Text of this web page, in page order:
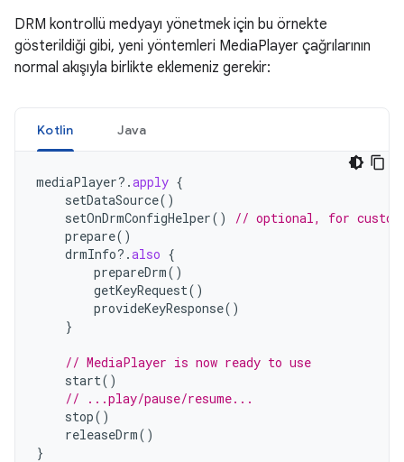
DRM kontrollü medyayı yönetmek için bu örnekte
gösterildiği gibi, yeni yöntemleri MediaPlayer çağrılarının
normal akışıyla birlikte eklemeniz gerekir:
Kotlin Java
mediaPlayer?.apply {
setDataSource()
setOnDrmConfigHelper()
// optional, for
prepare()
drmInfo?.also {
prepareDrm()
getKeyRequest()
provideKeyResponse()
}
// MediaPlayer is now ready to use
start()
// ...play/pause/resume...
stop()
releaseDrm()
}